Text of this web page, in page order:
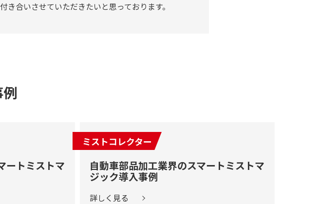
合いさせていただきたいと思っております。
ートミストマ
ミストコレクター
自動車部品加工業界のスマートミストマ
ジック導入事例
詳しく見る